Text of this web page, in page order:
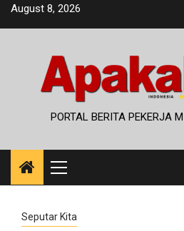
SkipAugust 8, 2026
PORTAL BERITA PEKERJA
Primary
Menu
Seputar Kita